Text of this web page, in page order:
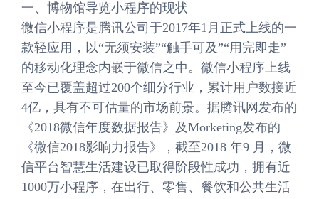
一、博物馆导览小程序的现状
微信小程序是腾讯公司于2017年1月正式上线的一
款轻应用，以“无须安装”“触手可及”“用完即走”
的移动化理念内嵌于微信之中。微信小程序上线
至今已覆盖超过200个细分行业，累计用户数接近
4亿，具有不可估量的市场前景。据腾讯网发布的
《2018微信年度数据报告》及Morketing发布的
《微信2018影响力报告》，截至2018 年9 月，微
信平台智慧生活建设已取得阶段性成功，拥有近
1000万小程序，在出行、零售、餐饮和公共生活